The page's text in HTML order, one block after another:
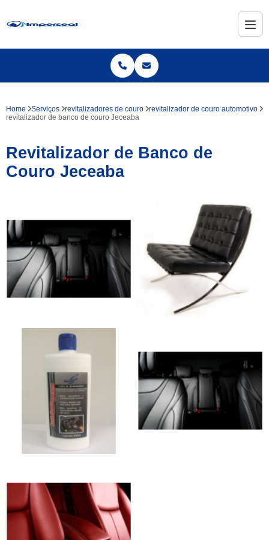
Home Serviços revitalizadores de couro
revitalizador de couro automotivo
revitalizador de banco de couro Jeceaba
Revitalizador de Banco de
Couro Jeceaba